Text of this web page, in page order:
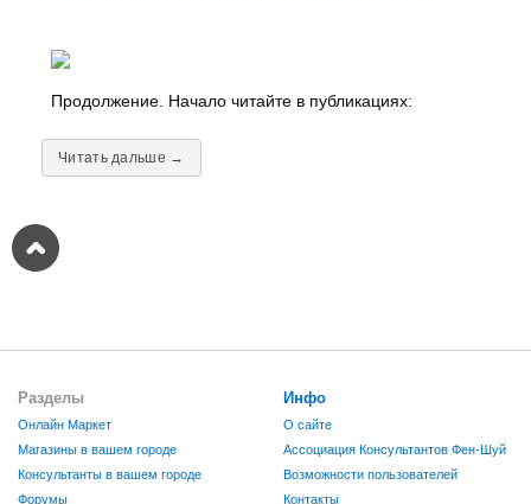
Продолжение. Начало читайте в публикациях:
Читать дальше →
Разделы
Онлайн Маркет
Магазины в вашем городе
Консультанты в вашем городе
Форумы
Инфо
О сайте
Ассоциация Консультантов Фен-Шуй
Возможности пользователей
Контакты